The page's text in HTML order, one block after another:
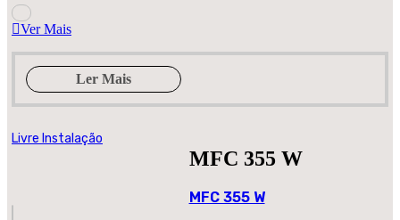
Ver Mais
Ler Mais
Livre Instalação
MFC 355 W
MFC 355 W